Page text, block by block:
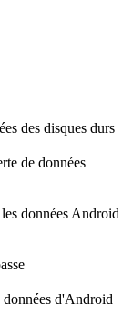
des disques durs
de données
données Android
données d'Android